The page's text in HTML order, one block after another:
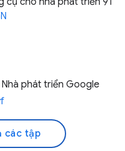
phát triển Google
các tập